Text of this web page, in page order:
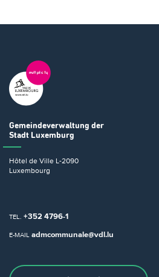
Gemeindeverwaltung der
Stadt Luxemburg
Hôtel de Ville L-2090
Luxembourg
TEL. +352 4796-1
E-MAIL admcommunale@vdl.lu